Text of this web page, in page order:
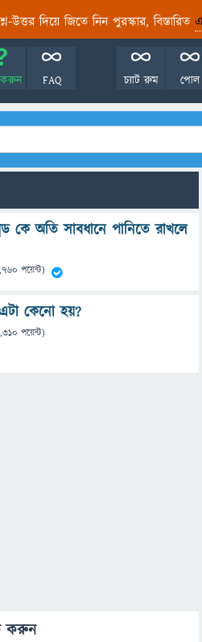
উত্তর দিয়ে জিতে নিন পুরস্কার, বিস্তারিত
করুন FAQ পোল
চ্যাট রুম
কে অতি সাবধানে পানিতে রাখলে
পয়েন্ট)
কেনো হয়?
পয়েন্ট)
করুন